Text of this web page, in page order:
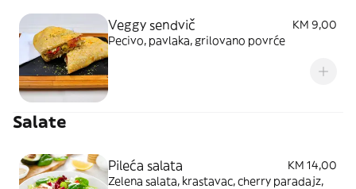
Veggy sendvič
KM 9,00
Pecivo, pavlaka, grilovano povrće
Salate
Pileća salata
KM 14,00
Zelena salata, krastavac, cherry paradajz,